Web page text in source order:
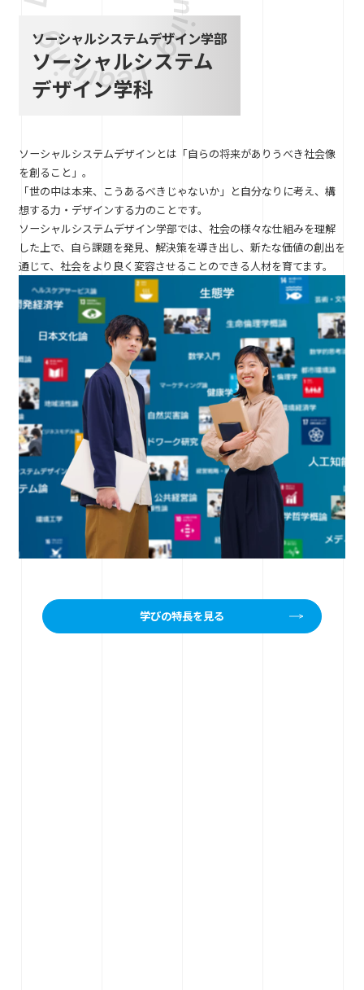
ソーシャルシステムデザイン学部
ソーシャルシステム
デザイン学科
ソーシャルシステムデザインとは「自らの将来がありうべき社会像
を創ること」。
「世の中は本来、こうあるべきじゃないか」と自分なりに考え、構
想する力・デザインする力のことです。
ソーシャルシステムデザイン学部では、社会の様々な仕組みを理解
した上で、自ら課題を発見、解決策を導き出し、新たな価値の創出を
通じて、社会をより良く変容させることのできる人材を育てます。
学びの特長を見る